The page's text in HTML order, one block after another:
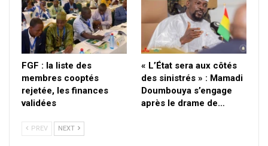
FGF : la liste des
membres cooptés
rejetée, les finances
validées
« L’État sera aux côtés
des sinistrés » : Mamadi
Doumbouya s’engage
après le drame de…
PREV NEXT